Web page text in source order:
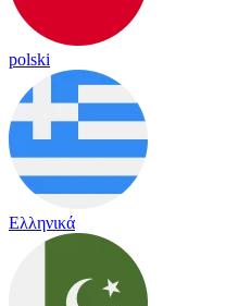
polski
Ελληνικά